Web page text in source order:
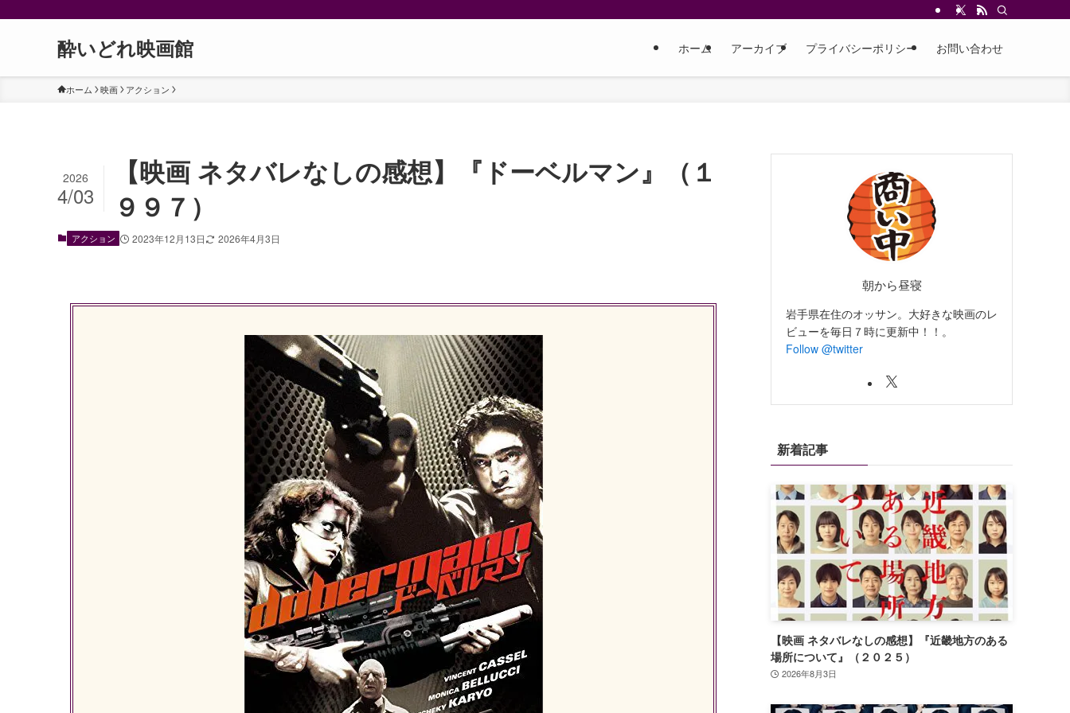
酔いどれ映画館 ホーム アーカイブ プライバシーポリシー お問い合わせ
ホーム 映画 アクション
【映画 ネタバレなしの感想】『ドーベルマン』（１
９９７）
2026
4/03
アクション 2023年12月13日 2026年4月3日
朝から昼寝
岩手県在住のオッサン。大好きな映画のレ
ビューを毎日７時に更新中！！。
Follow @twitter
新着記事
【映画 ネタバレなしの感想】『近畿地方のある
場所について』（２０２５）
2026年8月3日